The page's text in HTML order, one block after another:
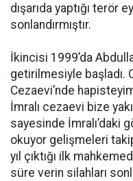
dışarıda yaptığı terör
sonlandırmıştır.
İkincisi 1999’da
getirilmesiyle başladı.
Cezaevi’nde
İmralı cezaevi bize
sayesinde İmralı’daki
okuyor gelişmeleri
yıl çıktığı ilk
süre verin silahları